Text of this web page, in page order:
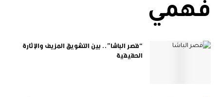
فهمي
“قصر الباشا”.. بين التشويق المزيف والإثارة
الحقيقية